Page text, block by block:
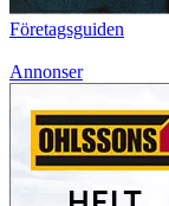
Företagsguiden
Annonser